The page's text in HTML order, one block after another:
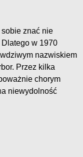
sobie znać nie
w 1970
nazwiskiem
Przez kilka
chorym
niewydolność